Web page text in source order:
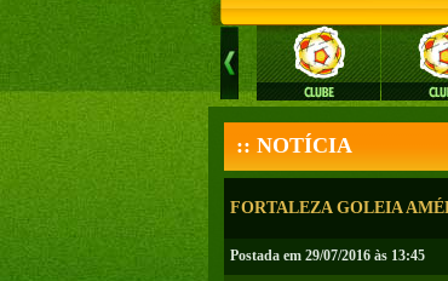
:: NOTÍCIA
FORTALEZA GOLEIA
Postada em 29/07/2016 às 13:45